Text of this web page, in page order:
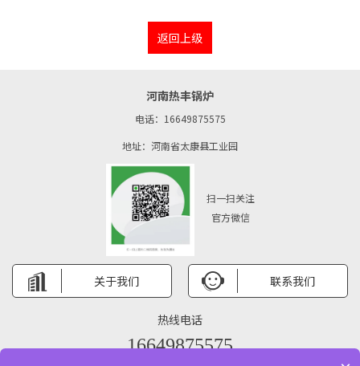
返回上级
河南热丰锅炉
电话：16649875575
地址：河南省太康县工业园
扫一扫关注
官方微信
关于我们 联系我们
热线电话
16649875575